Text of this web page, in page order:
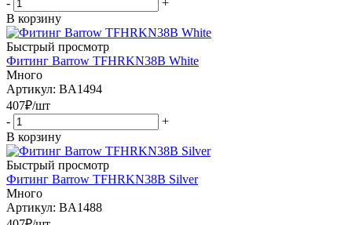
В корзину
Быстрый просмотр
Фитинг Barrow TFHRKN38B White
Много
Артикул: BA1494
407₽/шт
-
+
В корзину
Быстрый просмотр
Фитинг Barrow TFHRKN38B Silver
Много
Артикул: BA1488